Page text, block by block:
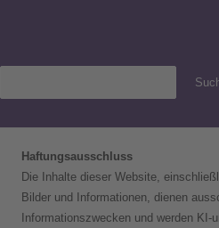
Haftungsausschluss
Die Inhalte dieser Website,
Bilder und Informationen, dienen
Informationszwecken und werden